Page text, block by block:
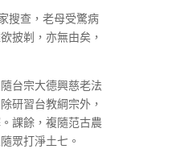
搜查，老母受驚病
披剃，亦無由矣，
台宗大德興慈老法
研習台教綱宗外，
課餘，複隨范古農
眾打淨土七。